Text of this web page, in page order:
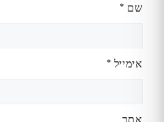
שם *
אימייל *
אתר